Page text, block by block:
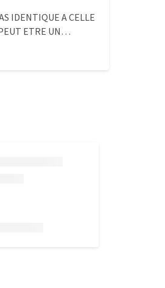
IDENTIQUE A CELLE
ETRE UN